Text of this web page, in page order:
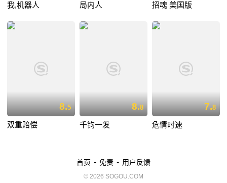
我,机器人 局内人 招魂 美国版
8.5
双重赔偿
8.8
千钧一发
7.8
危情时速
首页 - 免责 - 用户反馈
© 2026 SOGOU.COM